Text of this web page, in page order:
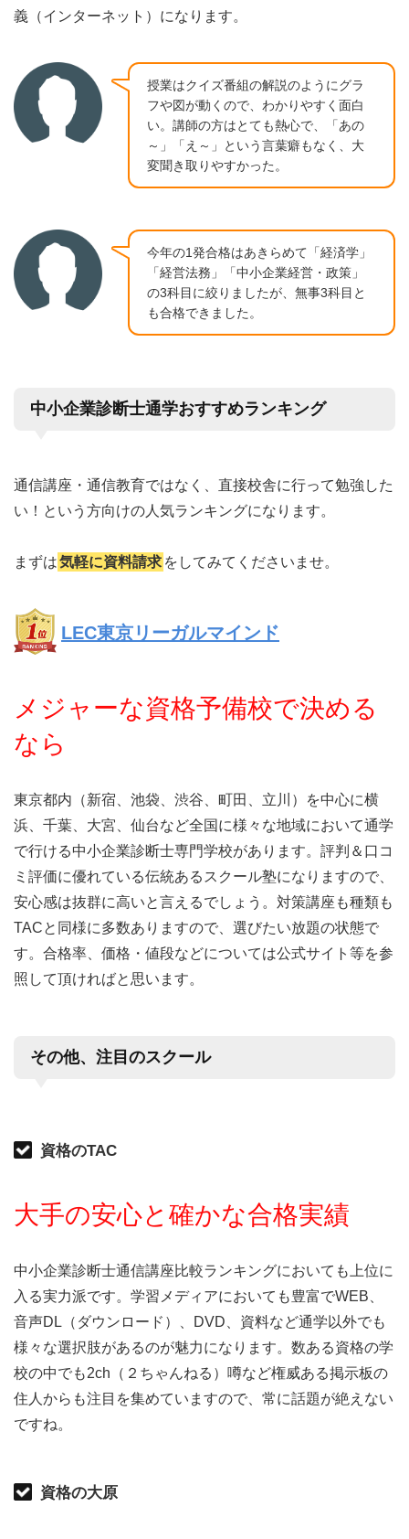
義（インターネット）になります。
授業はクイズ番組の解説のようにグラ
フや図が動くので、わかりやすく面白
い。講師の方はとても熱心で、「あの
～」「え～」という言葉癖もなく、大
変聞き取りやすかった。
今年の1発合格はあきらめて「経済学」
「経営法務」「中小企業経営・政策」
の3科目に絞りましたが、無事3科目と
も合格できました。
中小企業診断士通学おすすめランキング
通信講座・通信教育ではなく、直接校舎に行って勉強した
い！という方向けの人気ランキングになります。
まずは気軽に資料請求 をしてみてくださいませ。
LEC東京リーガルマインド
メジャーな資格予備校で決める
なら
東京都内（新宿、池袋、渋谷、町田、立川）を中心に横
浜、千葉、大宮、仙台など全国に様々な地域において通学
で行ける中小企業診断士専門学校があります。評判＆口コ
ミ評価に優れている伝統あるスクール塾になりますので、
安心感は抜群に高いと言えるでしょう。対策講座も種類も
TACと同様に多数ありますので、選びたい放題の状態で
す。合格率、価格・値段などについては公式サイト等を参
照して頂ければと思います。
その他、注目のスクール
資格のTAC
大手の安心と確かな合格実績
中小企業診断士通信講座比較ランキングにおいても上位に
入る実力派です。学習メディアにおいても豊富でWEB、
音声DL（ダウンロード）、DVD、資料など通学以外でも
様々な選択肢があるのが魅力になります。数ある資格の学
校の中でも2ch（２ちゃんねる）噂など権威ある掲示板の
住人からも注目を集めていますので、常に話題が絶えない
ですね。
資格の大原